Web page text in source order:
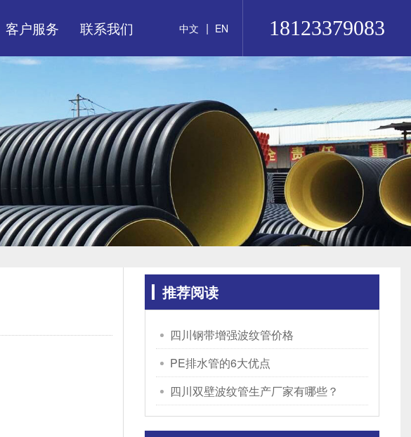
客户服务 联系我们 中文 | EN 18123379083
推荐阅读
四川钢带增强波纹管价格
PE排水管的6大优点
四川双壁波纹管生产厂家有哪些？